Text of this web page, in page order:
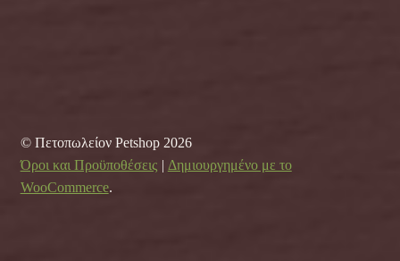
© Πετοπωλείον Petshop 2026
Όροι και Προϋποθέσεις
Δημιουργημένο με το
WooCommerce.